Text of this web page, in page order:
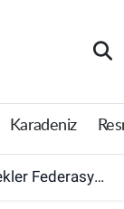
Karadeniz
açıldı